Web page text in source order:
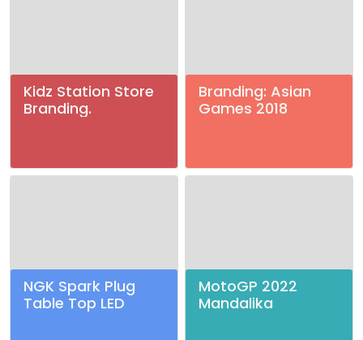
Kidz Station Store
Branding.
Branding: Asian
Games 2018
NGK Spark Plug
Table Top LED
MotoGP 2022
Mandalika